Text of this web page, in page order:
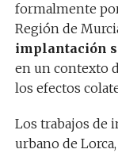
formalmente
Región de
implantación
en un contexto
los efectos
Los trabajos de
urbano de